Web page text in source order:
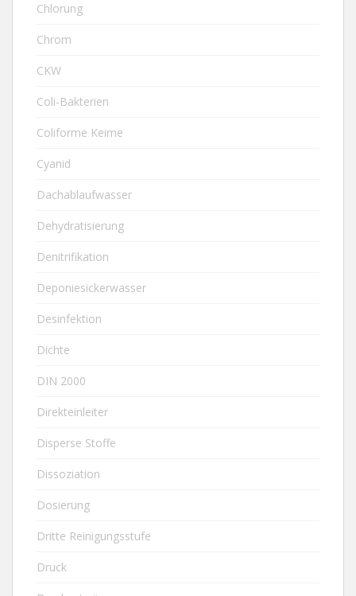
Chlorung
Chrom
CKW
Coli-Bakterien
Coliforme Keime
Cyanid
Dachablaufwasser
Dehydratisierung
Denitrifikation
Deponiesickerwasser
Desinfektion
Dichte
DIN 2000
Direkteinleiter
Disperse Stoffe
Dissoziation
Dosierung
Dritte Reinigungsstufe
Druck